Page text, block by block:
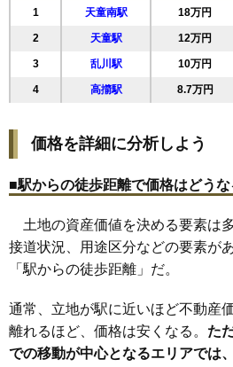
19 南小畑 16万円
20 東長岡 16万円
21 老野森 16万円
22 鎌田本町 16万円
24 糠塚 16万円
26 東久野本 15万円
27 乱川 14万円
28 北久野本 14万円
29 久野本
30 長岡 11万円
31 貫津 10万円
32 成生 8.5万円
1 天童南駅 18万円
2 天童駅 12万円
3 乱川駅 10万円
4 高擶駅 8.7万円
価格を詳細に分析しよう
■駅からの徒歩距離で価格はどうな
土地の資産価値を決める要素は
接道状況、用途区分などの要素が
「駅からの徒歩距離」だ。
通常、立地が駅に近いほど不動産
離れるほど、価格は安くなる。 た
での移動が中心となるエリアでは